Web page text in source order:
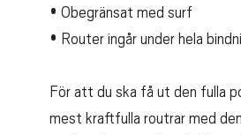
• Obegränsat med surf
• Router ingår under hela
För att du ska få ut den fulla
mest kraftfulla routrar med